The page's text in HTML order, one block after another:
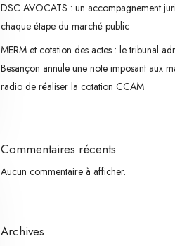
DSC AVOCATS : un accompagnement
chaque étape du marché public
MERM et cotation des actes : le tribunal
Besançon annule une note imposant aux
radio de réaliser la cotation CCAM
Commentaires récents
Aucun commentaire à afficher.
Archives